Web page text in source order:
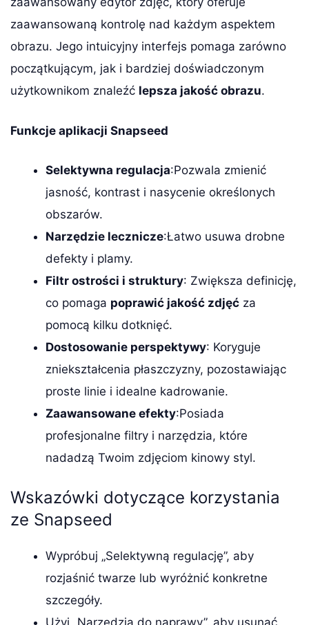
zaawansowaną kontrolę nad każdym aspektem
obrazu. Jego intuicyjny interfejs pomaga zarówno
początkującym, jak i bardziej doświadczonym
użytkownikom znaleźć lepsza jakość obrazu.
Funkcje aplikacji Snapseed
Selektywna regulacja:Pozwala zmienić
jasność, kontrast i nasycenie określonych
obszarów.
Narzędzie lecznicze:Łatwo usuwa drobne
defekty i plamy.
Filtr ostrości i struktury: Zwiększa definicję,
co pomaga poprawić jakość zdjęć za
pomocą kilku dotknięć.
Dostosowanie perspektywy: Koryguje
zniekształcenia płaszczyzny, pozostawiając
proste linie i idealne kadrowanie.
Zaawansowane efekty:Posiada
profesjonalne filtry i narzędzia, które
nadadzą Twoim zdjęciom kinowy styl.
Wskazówki dotyczące korzystania
ze Snapseed
Wypróbuj „Selektywną regulację”, aby
rozjaśnić twarze lub wyróżnić konkretne
szczegóły.
Użyj „Narzędzia do naprawy”, aby usunąć